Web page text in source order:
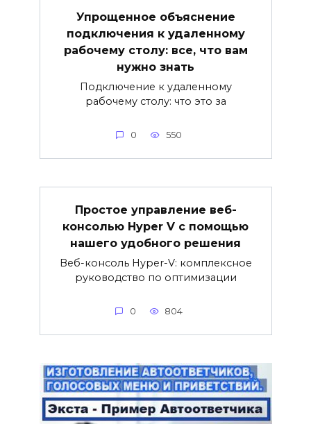
Упрощенное объяснение
подключения к удаленному
рабочему столу: все, что вам
нужно знать
Подключение к удаленному
рабочему столу: что это за
0 550
Простое управление веб-
консолью Hyper V с помощью
нашего удобного решения
Веб-консоль Hyper-V: комплексное
руководство по оптимизации
0 804